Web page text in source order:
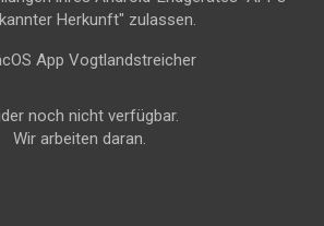
Herkunft" zulassen.
noch nicht verfügbar.
Wir arbeiten daran.